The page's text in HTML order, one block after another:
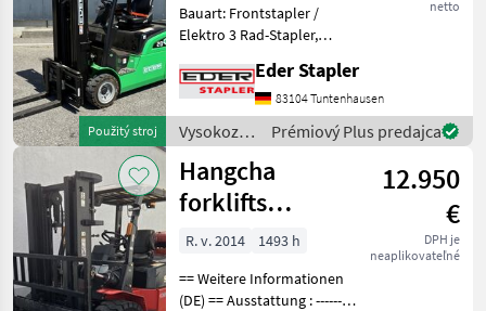
Použitý stroj
netto
Bauart: Frontstapler /
Elektro 3 Rad-Stapler,
4700mm, Bauhöhe:
2040mm, Freihub: 1190mm,
Gabellänge: 1220mm,
Bereifung vorne:
Superelastik
Eder Stapler
83104 Tuntenhausen
Vysokozdvižné
vozíky a
skladová
technika /
Hangcha
forklifts
Prémiový Plus predajca
Hangcha
forklifts
CPQYD50
12.950
€
DPH je
neaplikovateľné
R. v. 2014
1493 h
== Weitere Informationen
(DE) == Ausstattung : ----------